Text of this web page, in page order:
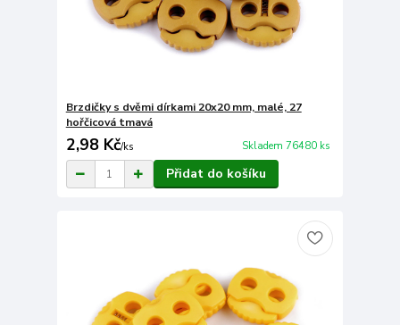
Brzdičky s dvěmi dírkami 20x20 mm, malé, 27
hořčicová tmavá
2,98 Kč/ks Skladem 76480 ks
Přidat do košíku